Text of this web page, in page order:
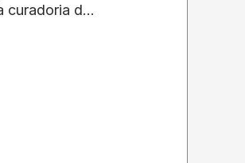
curadoria d...